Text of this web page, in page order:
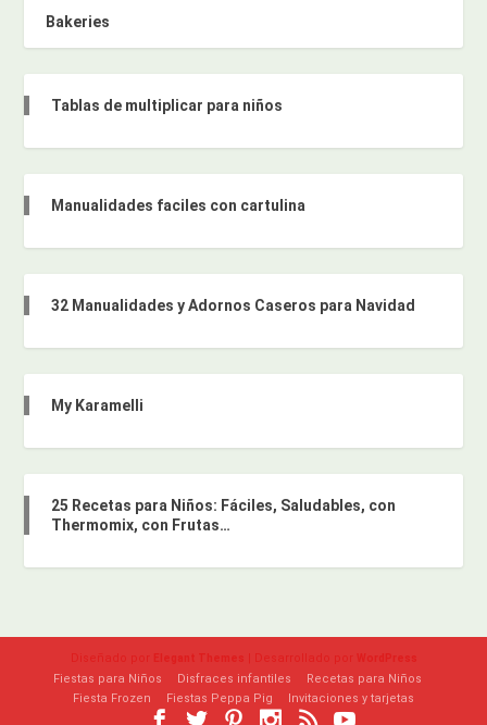
Bakeries
Tablas de multiplicar para niños
Manualidades faciles con cartulina
32 Manualidades y Adornos Caseros para Navidad
My Karamelli
25 Recetas para Niños: Fáciles, Saludables, con
Thermomix, con Frutas…
Diseñado por Elegant Themes | Desarrollado por WordPress
Fiestas para Niños Disfraces infantiles
Recetas para Niños
Fiesta Frozen
Fiestas Peppa Pig Invitaciones y tarjetas